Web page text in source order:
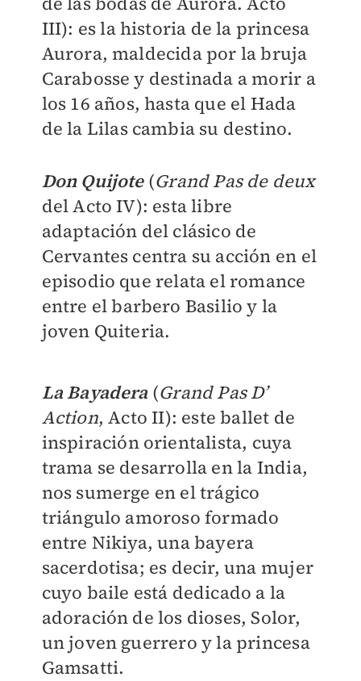
III): es la historia de la princesa
Aurora, maldecida por la bruja
Carabosse y destinada a morir a
los 16 años, hasta que el Hada
de la Lilas cambia su destino.
Don Quijote (Grand Pas de deux
del Acto IV): esta libre
adaptación del clásico de
Cervantes centra su acción en el
episodio que relata el romance
entre el barbero Basilio y la
joven Quiteria.
La Bayadera(Grand Pas D’
Action, Acto II): este ballet de
inspiración orientalista, cuya
trama se desarrolla en la India,
nos sumerge en el trágico
triángulo amoroso formado
entre Nikiya, una bayera
sacerdotisa; es decir, una mujer
cuyo baile está dedicado a la
adoración de los dioses, Solor,
un joven guerrero y la princesa
Gamsatti.